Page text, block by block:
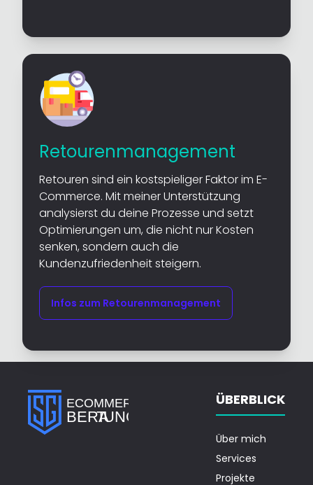
Retourenmanagement
Retouren sind ein kostspieliger Faktor im E-
Commerce. Mit meiner Unterstützung
analysierst du deine Prozesse und setzt
Optimierungen um, die nicht nur Kosten
senken, sondern auch die
Kundenzufriedenheit steigern.
Infos zum Retourenmanagement
ÜBERBLICK
Über mich
Services
Projekte